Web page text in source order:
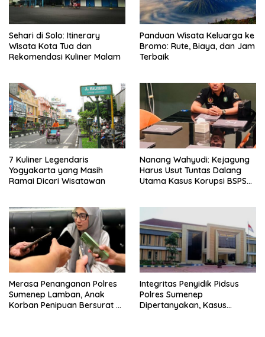
Sehari di Solo: Itinerary
Wisata Kota Tua dan
Rekomendasi Kuliner Malam
Panduan Wisata Keluarga ke
Bromo: Rute, Biaya, dan Jam
Terbaik
7 Kuliner Legendaris
Yogyakarta yang Masih
Ramai Dicari Wisatawan
Nanang Wahyudi: Kejagung
Harus Usut Tuntas Dalang
Utama Kasus Korupsi BSPS
Merasa Penanganan Polres
Sumenep Lamban, Anak
Korban Penipuan Bersurat ke
Integritas Penyidik Pidsus
Polres Sumenep
Dipertanyakan, Kasus